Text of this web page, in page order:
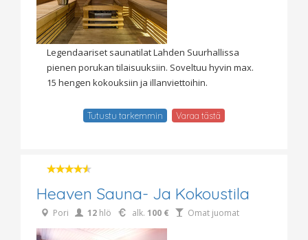
Legendaariset saunatilat Lahden Suurhallissa
pienen porukan tilaisuuksiin. Soveltuu hyvin max.
15 hengen kokouksiin ja illanviettoihin.
Tutustu tarkemmin Varaa tästä
Heaven Sauna- Ja Kokoustila
Pori 12 hlö alk. 100 € Omat juomat